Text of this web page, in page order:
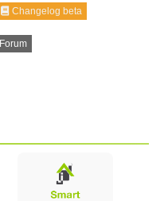
Changelog beta